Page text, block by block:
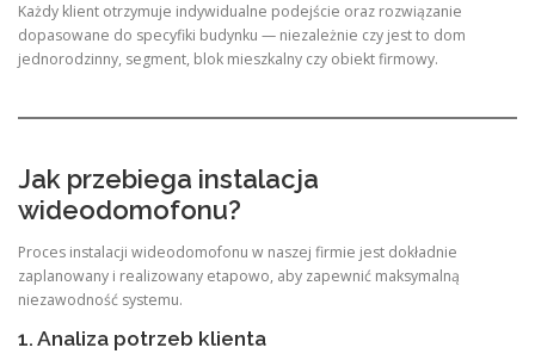
Każdy klient otrzymuje indywidualne podejście oraz rozwiązanie
dopasowane do specyfiki budynku — niezależnie czy jest to dom
jednorodzinny, segment, blok mieszkalny czy obiekt firmowy.
Jak przebiega instalacja
wideodomofonu?
Proces instalacji wideodomofonu w naszej firmie jest dokładnie
zaplanowany i realizowany etapowo, aby zapewnić maksymalną
niezawodność systemu.
1. Analiza potrzeb klienta